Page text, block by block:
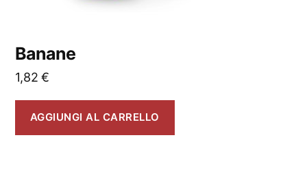
Banane
1,82€
AGGIUNGI AL CARRELLO